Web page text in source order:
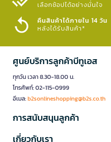
เลือกช้อปได้อย่างมั่นใจ​
คืนสินค้าได้ภายใน 14 วัน
หลังได้รับสินค้า*
ศูนย์บริการลูกค้าบีทูเอส
ทุกวัน เวลา 8.30-18.00 น.
โทรศัพท์: 02-115-0999
อีเมล:b2sonlineshopping@b2s.co.th
การสนับสนุนลูกค้า
เกี่ยวกับเรา